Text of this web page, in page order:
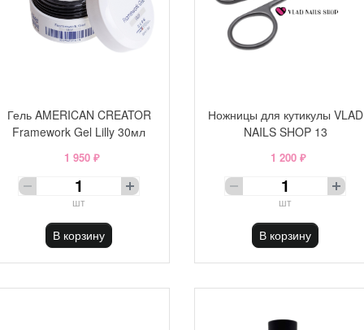
Гель AMERICAN CREATOR
Framework Gel Lilly 30мл
1 950 ₽
шт
В корзину
Ножницы для кутикулы VLAD
NAILS SHOP 13
1 200 ₽
шт
В корзину